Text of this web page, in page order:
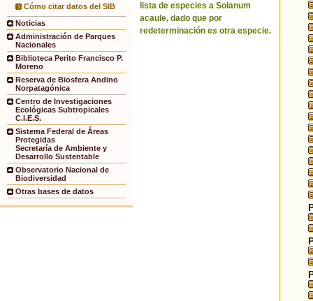
Cómo citar datos del SIB
Noticias
Administración de Parques
Nacionales
Biblioteca Perito Francisco P.
Moreno
Reserva de Biosfera Andino
Norpatagónica
Centro de Investigaciones
Ecológicas Subtropicales
C.I.E.S.
Sistema Federal de Áreas
Protegidas
Secretaría de Ambiente y
Desarrollo Sustentable
Observatorio Nacional de
Biodiversidad
Otras bases de datos
lista de especies a Solanum
acaule, dado que por
redeterminación es otra especie.